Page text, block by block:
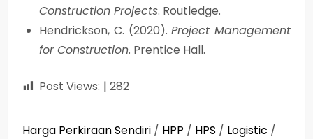
Construction Projects. Routledge.
Hendrickson, C. (2020).Project Management
for Construction. Prentice Hall.
Post Views: 282
Harga Perkiraan Sendiri / HPP / HPS / Logistic /